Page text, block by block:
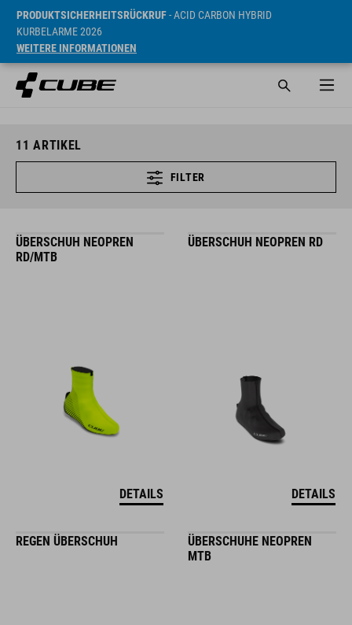
PRODUKTSICHERHEITSRÜCKRUF- ACID CARBON HYBRID
KURBELARME 2026
WEITERE INFORMATIONEN
11 ARTIKEL
FILTER
ÜBERSCHUH NEOPREN
RD/MTB
DETAILS
ÜBERSCHUH NEOPREN RD
DETAILS
REGEN ÜBERSCHUH
ÜBERSCHUHE NEOPREN
MTB